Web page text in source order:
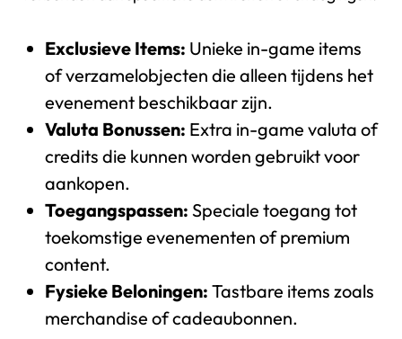
Exclusieve Items: Unieke in-game items
of verzamelobjecten die alleen tijdens het
evenement beschikbaar zijn.
Valuta Bonussen: Extra in-game valuta of
credits die kunnen worden gebruikt voor
aankopen.
Toegangspassen: Speciale toegang tot
toekomstige evenementen of premium
content.
Fysieke Beloningen: Tastbare items zoals
merchandise of cadeaubonnen.